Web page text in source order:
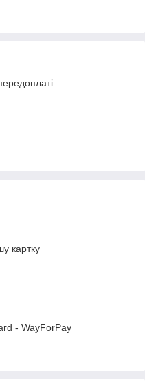
картку
- WayForPay